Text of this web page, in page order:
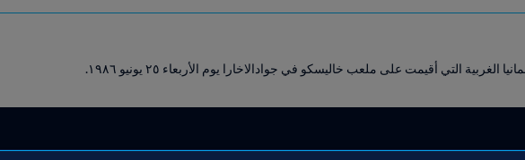
التي أقيمت على ملعب خاليسكو في جوادالاخارا يوم الأربعاء ٢٥ يونيو ١٩٨٦.